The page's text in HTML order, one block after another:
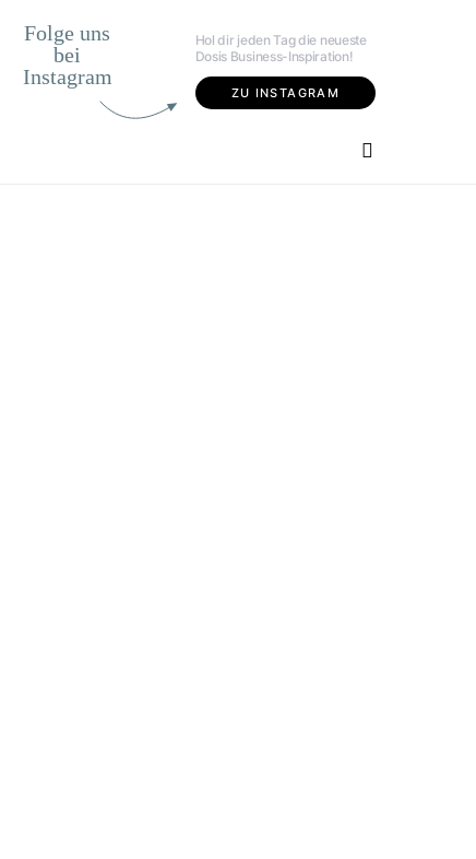
Folge uns
bei
Instagram
Hol dir jeden Tag die neueste
Dosis Business-Inspiration!
ZU INSTAGRAM